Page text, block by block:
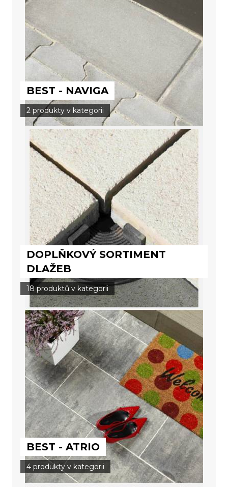
BEST - NAVIGA
2 produkty v kategorii
DOPLŇKOVÝ SORTIMENT
DLAŽEB
18 produktů v kategorii
BEST - ATRIO
4 produkty v kategorii